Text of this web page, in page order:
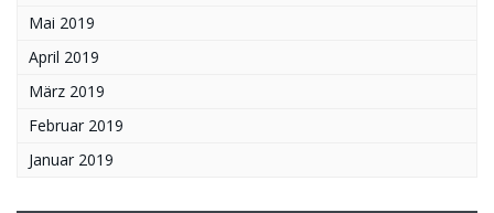
Mai 2019
April 2019
März 2019
Februar 2019
Januar 2019